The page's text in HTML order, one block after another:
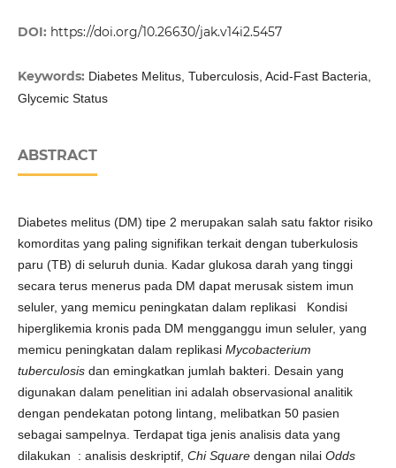
DOI: https://doi.org/10.26630/jak.v14i2.5457
Keywords: Diabetes Melitus, Tuberculosis, Acid-Fast Bacteria,
Glycemic Status
ABSTRACT
Diabetes melitus (DM) tipe 2 merupakan salah satu faktor risiko
komorditas yang paling signifikan terkait dengan tuberkulosis
paru (TB) di seluruh dunia. Kadar glukosa darah yang tinggi
secara terus menerus pada DM dapat merusak sistem imun
seluler, yang memicu peningkatan dalam replikasi Kondisi
hiperglikemia kronis pada DM mengganggu imun seluler, yang
memicu peningkatan dalam replikasi Mycobacterium
tuberculosisdan emingkatkan jumlah bakteri. Desain yang
digunakan dalam penelitian ini adalah observasional analitik
dengan pendekatan potong lintang, melibatkan 50 pasien
sebagai sampelnya. Terdapat tiga jenis analisis data yang
dilakukan : analisis deskriptif, Chi Squaredengan nilai Odds